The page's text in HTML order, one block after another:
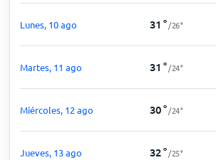
Lunes, 10 ago 31 ° /26°
Martes, 11 ago 31 ° /24°
Miércoles, 12 ago 30° /24°
Jueves, 13 ago 32° /25°